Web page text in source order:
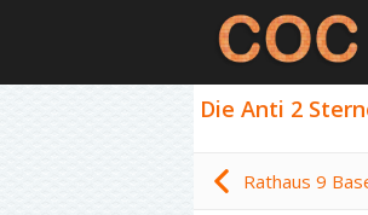
Die Anti 2
Rathaus 9